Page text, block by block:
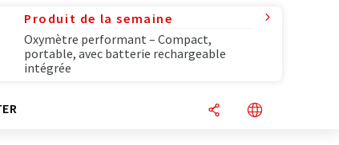
Produit de la semaine
Oxymètre performant – Compact,
portable, avec batterie rechargeable
intégrée